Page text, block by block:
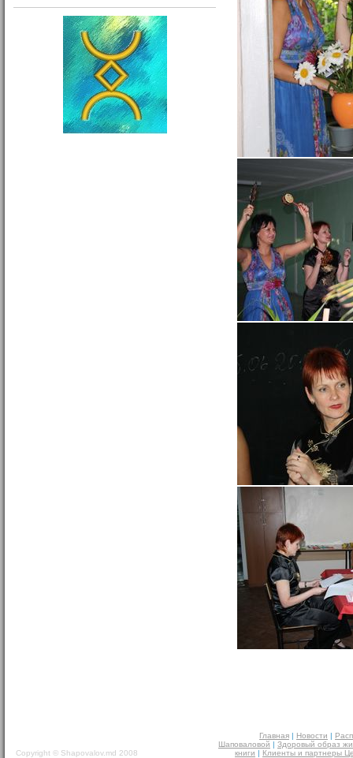
Copyright © Shapovalov.md 2008
Главная | Новости |
Шаповаловой | Здоровый образ
книги | Клиенты и партнеры